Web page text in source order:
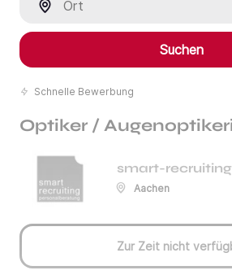
Suchen
Schnelle Bewerbung
Optiker /
smart-
Aachen
Zur Zeit nicht